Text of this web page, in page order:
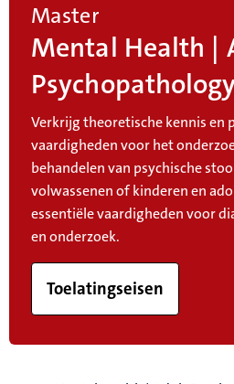
Master
Mental Health |
Verkrijg theoretische kennis en
vaardigheden voor het
behandelen van psychische
volwassenen of kinderen en
essentiële vaardigheden voor
en onderzoek.
Toelatingseisen